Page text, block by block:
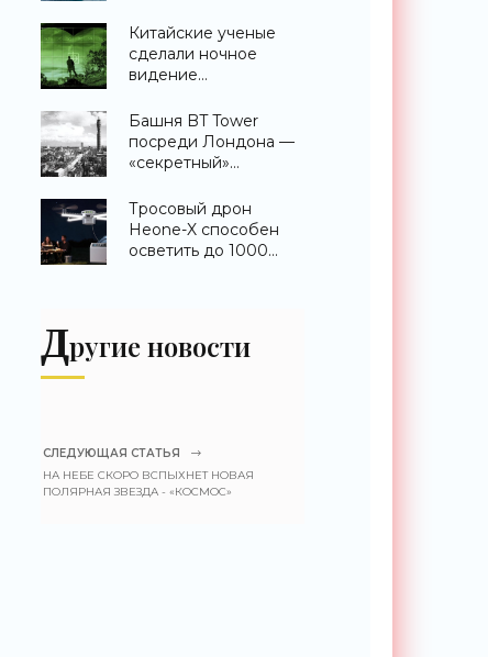
ПРО AEGIS -
«Оружие»
Китайские ученые
сделали ночное
видение
«Технологии»
Башня BT Tower
посреди Лондона —
«секретный»
никогда не
существовало -
«Технологии»
Тросовый дрон
Heone-X способен
осветить до 1000
Другие новости
СЛЕДУЮЩАЯ СТАТЬЯ
НА НЕБЕ СКОРО ВСПЫХНЕТ НОВАЯ
ПОЛЯРНАЯ ЗВЕЗДА - «КОСМОС»